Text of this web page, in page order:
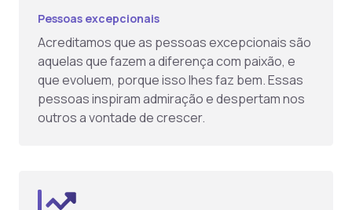
Pessoas excepcionais
Acreditamos que as pessoas excepcionais são
aquelas que fazem a diferença com paixão, e
que evoluem, porque isso lhes faz bem. Essas
pessoas inspiram admiração e despertam nos
outros a vontade de crescer.